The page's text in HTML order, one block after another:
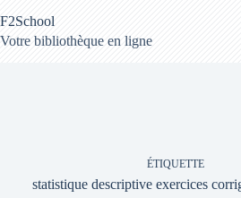
au
contenu
F2School
Votre bibliothèque en ligne
ÉTIQUETTE
statistique descriptive exercices